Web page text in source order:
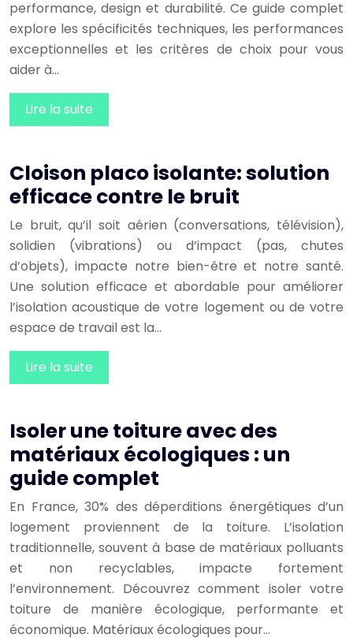
performance, design et durabilité. Ce guide complet
explore les spécificités techniques, les performances
exceptionnelles et les critères de choix pour vous
aider à…
Lire la suite
Cloison placo isolante: solution
efficace contre le bruit
Le bruit, qu’il soit aérien (conversations, télévision),
solidien (vibrations) ou d’impact (pas, chutes
d’objets), impacte notre bien-être et notre santé.
Une solution efficace et abordable pour améliorer
l’isolation acoustique de votre logement ou de votre
espace de travail est la…
Lire la suite
Isoler une toiture avec des
matériaux écologiques : un
guide complet
En France, 30% des déperditions énergétiques d’un
logement proviennent de la toiture. L’isolation
traditionnelle, souvent à base de matériaux polluants
et non recyclables, impacte fortement
l’environnement. Découvrez comment isoler votre
toiture de manière écologique, performante et
économique. Matériaux écologiques pour…